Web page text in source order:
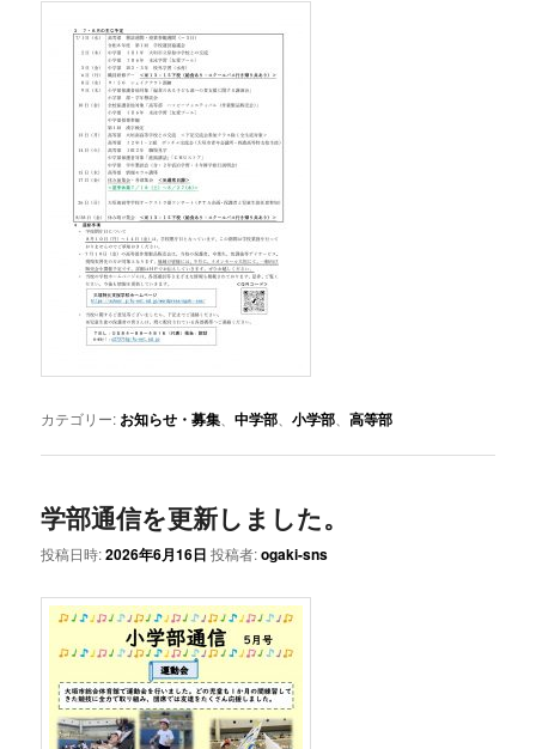
カテゴリー: お知らせ・募集 、中学部 、小学部 、高等部
学部通信を更新しました。
投稿日時:2026年6月16日 投稿者:ogaki-sns